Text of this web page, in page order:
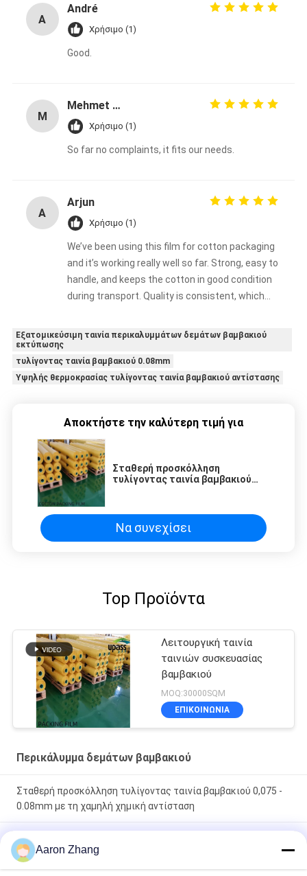
A
André
Χρήσιμο (1)
Good.
M
Mehmet Yılmaz
Χρήσιμο (1)
So far no complaints, it fits our needs.
A
Arjun
Χρήσιμο (1)
We’ve been using this film for cotton packaging
and it’s working really well so far. Strong, easy to
handle, and keeps the cotton in good condition
during transport. Quality is consistent, which
Εξατομικεύσιμη ταινία περικαλυμμάτων δεμάτων βαμβακιού
εκτύπωσης
τυλίγοντας ταινία βαμβακιού 0.08mm
Υψηλής θερμοκρασίας τυλίγοντας ταινία βαμβακιού αντίστασης
Αποκτήστε την καλύτερη τιμή για
Σταθερή προσκόλληση
τυλίγοντας ταινία βαμβακιού
Να συνεχίσει
Top Προϊόντα
Λειτουργική ταινία
ταινιών συσκευασίας
βαμβακιού
MOQ:30000SQM
ΕΠΙΚΟΙΝΩΝΊΑ
Περικάλυμμα δεμάτων βαμβακιού
Σταθερή προσκόλληση τυλίγοντας ταινία βαμβακιού 0,075 -
0.08mm με τη χαμηλή χημική αντίσταση
Τυλίγοντας ταινία βαμβακιού PE με τη σταθερή
εξατομικεύσιμη εκτύπωση αντίστασης προσκόλλησης
υψηλής θερμοκρασίας
Aaron Zhang